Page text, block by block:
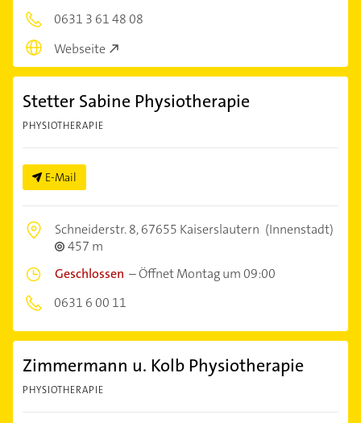
0631 3 61 48 08
Webseite
Stetter Sabine Physiotherapie
PHYSIOTHERAPIE
E-Mail
Schneiderstr. 8,67655 Kaiserslautern (Innenstadt)
457 m
Geschlossen –Öffnet Montag um 09:00
0631 6 00 11
Zimmermann u. Kolb Physiotherapie
PHYSIOTHERAPIE